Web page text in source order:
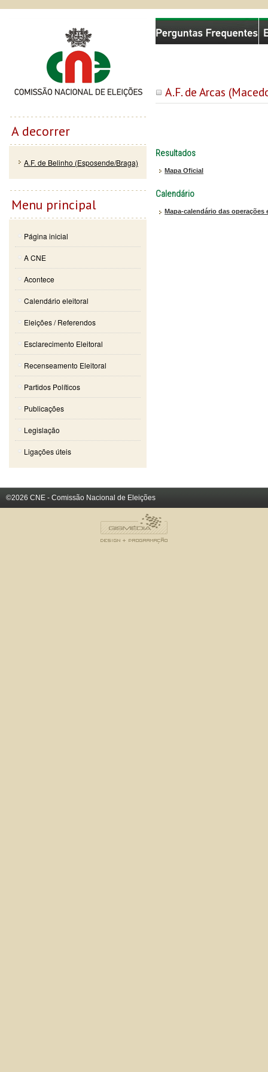
A.F. de Arcas
Resultados
Mapa Oficial
Calendário
Mapa-calendário das operações
Comissão Nacional de Eleições
A decorrer
A.F. de Belinho (Esposende/Braga)
Menu principal
Página inicial
A CNE
Acontece
Calendário eleitoral
Eleições / Referendos
Esclarecimento Eleitoral
Recenseamento Eleitoral
Partidos Políticos
Publicações
Legislação
Ligações úteis
©2026 CNE - Comissão Nacional de Eleições